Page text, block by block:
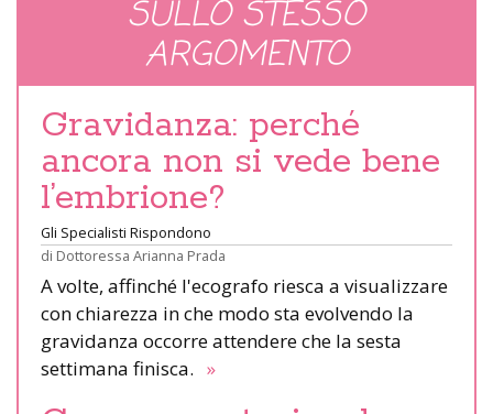
SULLO STESSO
ARGOMENTO
Gravidanza: perché
ancora non si vede bene
l’embrione?
Gli Specialisti Rispondono
di Dottoressa Arianna Prada
A volte, affinché l'ecografo riesca a visualizzare
con chiarezza in che modo sta evolvendo la
gravidanza occorre attendere che la sesta
settimana finisca. »